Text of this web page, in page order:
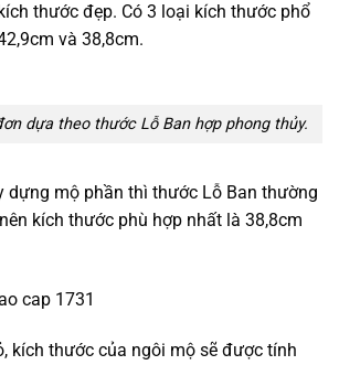
thước đẹp. Có 3 loại kích thước phổ
và 38,8cm.
dựa theo thước Lỗ Ban hợp phong thủy.
dựng mộ phần thì thước Lỗ Ban thường
kích thước phù hợp nhất là 38,8cm
kích thước của ngôi mộ sẽ được tính